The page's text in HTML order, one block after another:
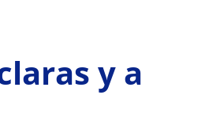
y a